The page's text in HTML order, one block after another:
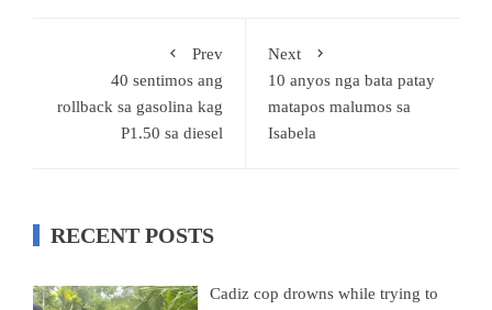
Prev
40 sentimos ang
rollback sa gasolina kag
P1.50 sa diesel
Next
10 anyos nga bata patay
matapos malumos sa
Isabela
RECENT POSTS
Cadiz cop drowns while trying to